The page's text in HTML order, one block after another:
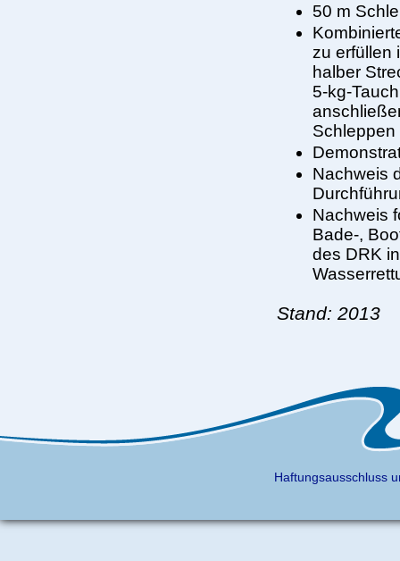
50 m
zu erfüllen
halber
5-kg-
Schleppen
Nachweis
Nachweis
Bade-,
des DRK
Stand: 2013
Haftungsausschluss